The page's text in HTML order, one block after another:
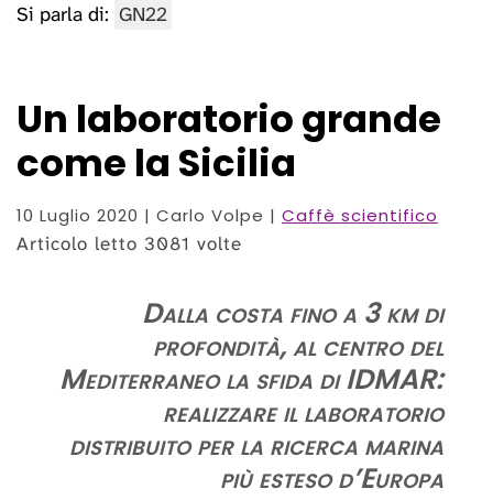
Si parla di: GN22
Un laboratorio grande
come la Sicilia
10 Luglio 2020 | Carlo Volpe | Caffè scientifico
Articolo letto 3081 volte
Dalla costa fino a 3 km di
profondità, al centro del
Mediterraneo la sfida di IDMAR:
realizzare il laboratorio
distribuito per la ricerca marina
più esteso d’Europa